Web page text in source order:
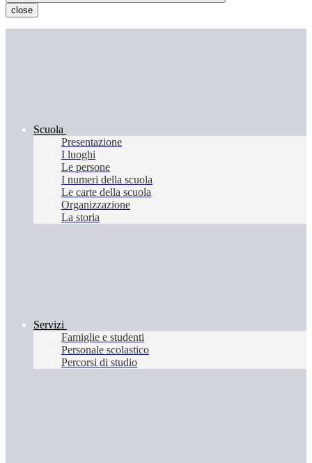
close
Scuola
Presentazione
I luoghi
Le persone
I numeri della scuola
Le carte della scuola
Organizzazione
La storia
Servizi
Famiglie e studenti
Personale scolastico
Percorsi di studio